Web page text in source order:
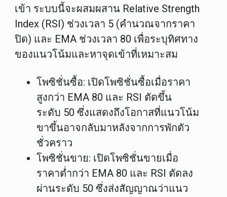
เข้า ระบบนี้จะผสมผสาน Relative Strength
Index (RSI) ช่วงเวลา 5 (คำนวณจากราคา
ปิด) และ EMA ช่วงเวลา 80 เพื่อระบุทิศทาง
ของแนวโน้มและหาจุดเข้าที่เหมาะสม
โพซิชั่นซื้อ: เปิดโพซิชั่นซื้อเมื่อราคา
สูงกว่า EMA 80 และ RSI ตัดขึ้น
ระดับ 50 ซึ่งแสดงถึงโอกาสที่แนวโน้ม
ขาขึ้นอาจกลับมาหลังจากการพักตัว
ชั่วคราว
โพซิชั่นขาย: เปิดโพซิชั่นขายเมื่อ
ราคาต่ำกว่า EMA 80 และ RSI ตัดลง
ผ่านระดับ 50 ซึ่งส่งสัญญาณว่าแนว